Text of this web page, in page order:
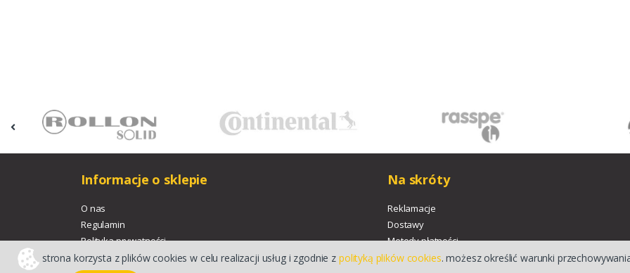
strona korzysta z plików cookies w celu realizacji usług i zgodnie z polityką plików cookies. możesz określić warunki
Informacje o sklepie
O nas
Regulamin
Polityka prywatności
Na skróty
Reklamacje
Dostawy
Metody płatności
Pliki do pobrania